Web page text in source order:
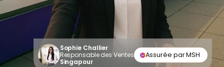
Sophie Challier
Responsable des Ventes
Singapour
Assurée par MSH